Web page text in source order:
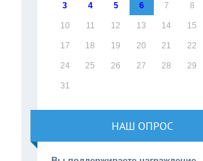
3 4 5 6 7 8
10 11 12 13 14 15
17 18 19 20 21 22
24 25 26 27 28 29
31
НАШ ОПРОС